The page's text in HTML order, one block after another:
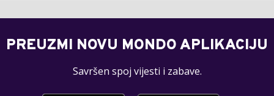
PREUZMI NOVU MONDO APLIKACIJU
Savršen spoj vijesti i zabave.